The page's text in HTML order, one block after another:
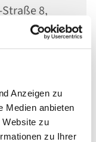
Anzeigen zu
Medien anbieten
Website zu
zu Ihrer
8,